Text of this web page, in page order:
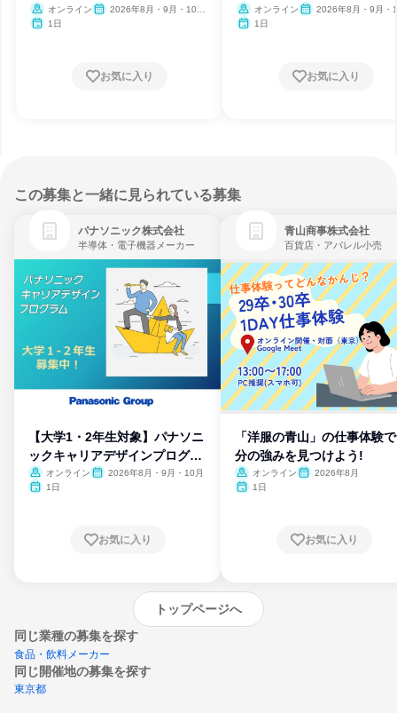
オンライン
2026年8月・9月・10
1日
お気に入り
オンライン
2026年8月・9月・
1日
お気に入り
この募集と一緒に見られている募集
パナソニック株式会社
半導体・電子機器メーカー
【大学1・2年生対象】パナソニ
ックキャリアデザインプログラ
ム
オンライン
2026年8月・9月・10月
1日
お気に入り
青山商事株式会社
百貨店・アパレル小売
「洋服の青山」の仕事体験
分の強みを見つけよう!
オンライン
2026年8月
1日
お気に入り
トップページへ
同じ業種の募集を探す
食品・飲料メーカー
同じ開催地の募集を探す
東京都